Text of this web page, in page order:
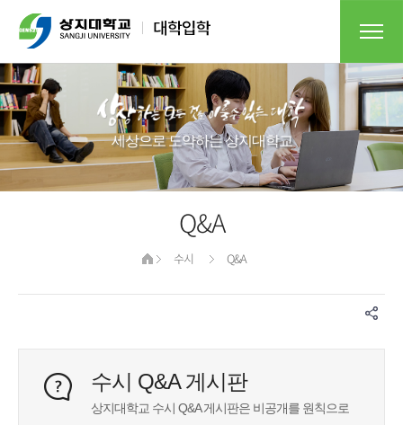
세상으로 도약하는 상지대학교​
Q&A
수시 Q&A
수시 Q&A 게시판
상지대학교 수시 Q&A 게시판은 비공개를 원칙으로